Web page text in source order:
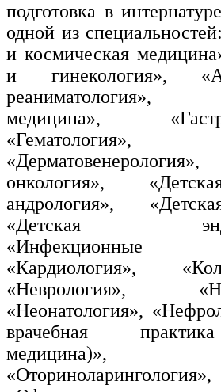
подготовка в
одной из
и космическая
и гинекология»,
реаниматология»,
медицина»,
«Гематология»,
онкология»,
андрология»,
«Детская
«Инфекционные
«Кардиология»,
«Неврология»,
«Неонатология»,
врачебная
медицина)»,
«Оториноларингология»,